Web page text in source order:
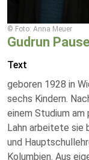
© Foto: Anna Meuer
Gudrun
Text
geboren 1928 in
sechs Kindern.
einem Studium
Lahn arbeitete sie
und
Kolumbien. Aus